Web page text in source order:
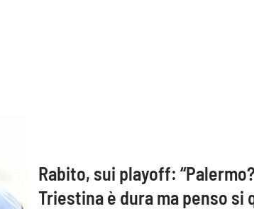
Rabito, sui playoff:
Triestina è dura ma penso si